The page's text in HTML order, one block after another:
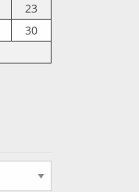
23
30